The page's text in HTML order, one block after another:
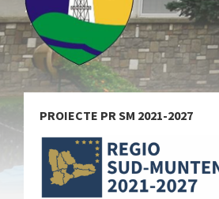
PROIECTE PR SM 2021-2027